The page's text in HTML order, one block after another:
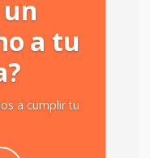
un
a tu
a cumplir tu